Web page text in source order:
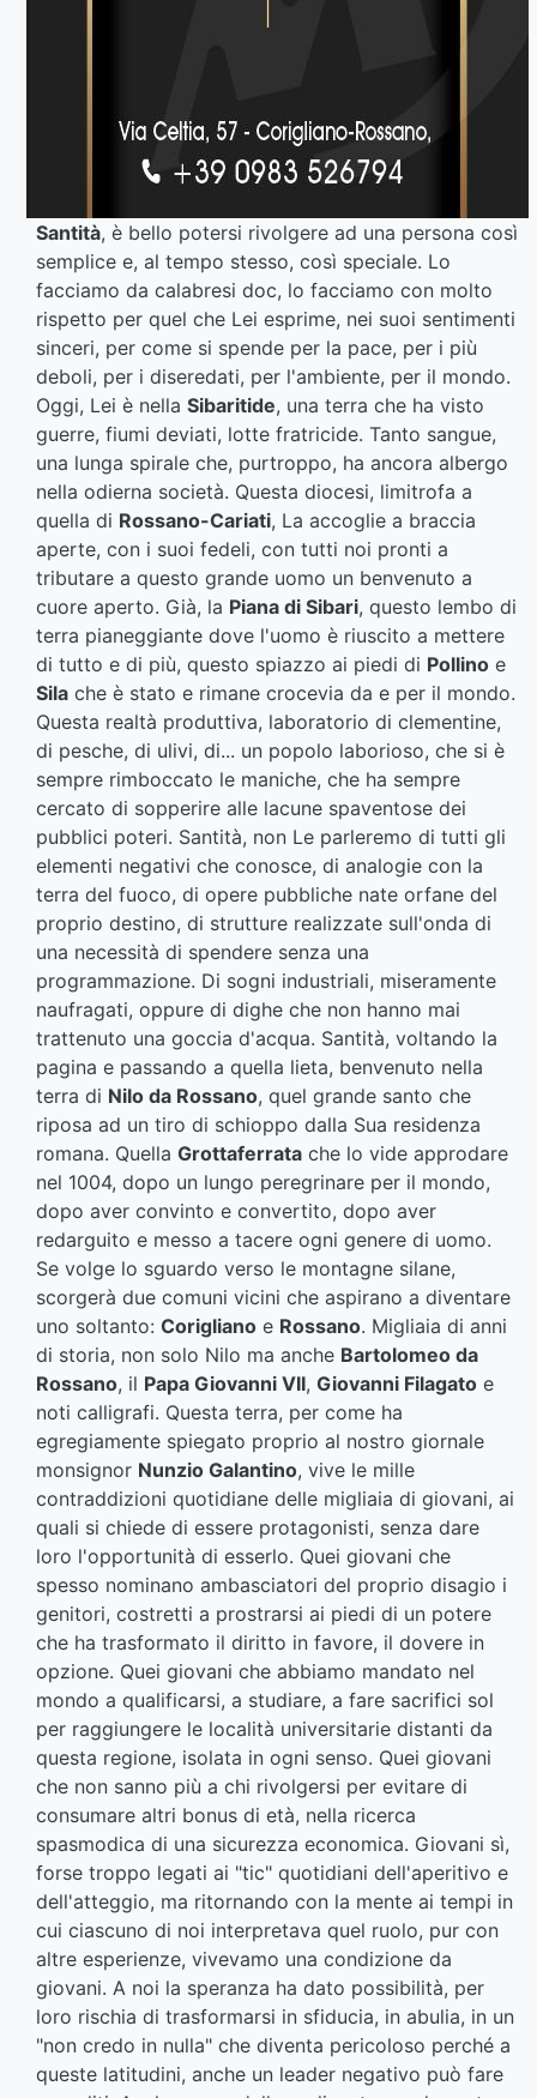
Santità, è bello potersi rivolgere ad una persona così
semplice e, al tempo stesso, così speciale. Lo
facciamo da calabresi doc, lo facciamo con molto
rispetto per quel che Lei esprime, nei suoi sentimenti
sinceri, per come si spende per la pace, per i più
deboli, per i diseredati, per l'ambiente, per il mondo.
Oggi, Lei è nella Sibaritide, una terra che ha visto
guerre, fiumi deviati, lotte fratricide. Tanto sangue,
una lunga spirale che, purtroppo, ha ancora albergo
nella odierna società. Questa diocesi, limitrofa a
quella di Rossano-Cariati, La accoglie a braccia
aperte, con i suoi fedeli, con tutti noi pronti a
tributare a questo grande uomo un benvenuto a
cuore aperto. Già, la Piana di Sibari, questo lembo di
terra pianeggiante dove l'uomo è riuscito a mettere
di tutto e di più, questo spiazzo ai piedi di Pollino e
Sila che è stato e rimane crocevia da e per il mondo.
Questa realtà produttiva, laboratorio di clementine,
di pesche, di ulivi, di... un popolo laborioso, che si è
sempre rimboccato le maniche, che ha sempre
cercato di sopperire alle lacune spaventose dei
pubblici poteri. Santità, non Le parleremo di tutti gli
elementi negativi che conosce, di analogie con la
terra del fuoco, di opere pubbliche nate orfane del
proprio destino, di strutture realizzate sull'onda di
una necessità di spendere senza una
programmazione. Di sogni industriali, miseramente
naufragati, oppure di dighe che non hanno mai
trattenuto una goccia d'acqua. Santità, voltando la
pagina e passando a quella lieta, benvenuto nella
terra di Nilo da Rossano, quel grande santo che
riposa ad un tiro di schioppo dalla Sua residenza
romana. Quella Grottaferrata che lo vide approdare
nel 1004, dopo un lungo peregrinare per il mondo,
dopo aver convinto e convertito, dopo aver
redarguito e messo a tacere ogni genere di uomo.
Se volge lo sguardo verso le montagne silane,
scorgerà due comuni vicini che aspirano a diventare
uno soltanto: Corigliano e Rossano. Migliaia di anni
di storia, non solo Nilo ma anche Bartolomeo da
Rossano, il Papa Giovanni VII, Giovanni Filagato e
noti calligrafi. Questa terra, per come ha
egregiamente spiegato proprio al nostro giornale
monsignor Nunzio Galantino, vive le mille
contraddizioni quotidiane delle migliaia di giovani, ai
quali si chiede di essere protagonisti, senza dare
loro l'opportunità di esserlo. Quei giovani che
spesso nominano ambasciatori del proprio disagio i
genitori, costretti a prostrarsi ai piedi di un potere
che ha trasformato il diritto in favore, il dovere in
opzione. Quei giovani che abbiamo mandato nel
mondo a qualificarsi, a studiare, a fare sacrifici sol
per raggiungere le località universitarie distanti da
questa regione, isolata in ogni senso. Quei giovani
che non sanno più a chi rivolgersi per evitare di
consumare altri bonus di età, nella ricerca
spasmodica di una sicurezza economica. Giovani sì,
forse troppo legati ai "tic" quotidiani dell'aperitivo e
dell'atteggio, ma ritornando con la mente ai tempi in
cui ciascuno di noi interpretava quel ruolo, pur con
altre esperienze, vivevamo una condizione da
giovani. A noi la speranza ha dato possibilità, per
loro rischia di trasformarsi in sfiducia, in abulia, in un
"non credo in nulla" che diventa pericoloso perché a
queste latitudini, anche un leader negativo può fare